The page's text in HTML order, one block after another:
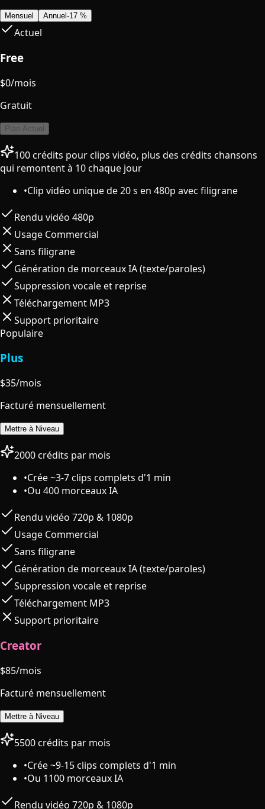
Mensuel Annuel -17 %
Actuel
Free
$0/mois
Gratuit
Plan Actuel
100 crédits pour clips vidéo, plus des crédits chansons
qui remontent à 10 chaque jour
•Clip vidéo unique de 20 s en 480p avec filigrane
Rendu vidéo 480p
Usage Commercial
Sans filigrane
Génération de morceaux IA (texte/paroles)
Suppression vocale et reprise
Téléchargement MP3
Support prioritaire
Populaire
Plus
$35/mois
Facturé mensuellement
Mettre à Niveau
2000 crédits par mois
•Crée ~3-7 clips complets d'1 min
•Ou 400 morceaux IA
Rendu vidéo 720p & 1080p
Usage Commercial
Sans filigrane
Génération de morceaux IA (texte/paroles)
Suppression vocale et reprise
Téléchargement MP3
Support prioritaire
Creator
$85/mois
Facturé mensuellement
Mettre à Niveau
5500 crédits par mois
•Crée ~9-15 clips complets d'1 min
•Ou 1100 morceaux IA
Rendu vidéo 720p & 1080p